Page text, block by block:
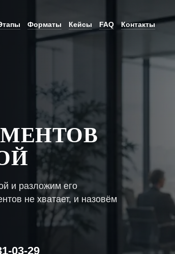
Форматы Кейсы FAQ Контакты
и разложим его
не хватает, и назовём
03-29